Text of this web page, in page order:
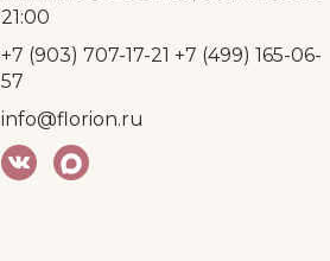
21:00
+7 (903) 707-17-21 +7 (499) 165-06-
57
info@florion.ru